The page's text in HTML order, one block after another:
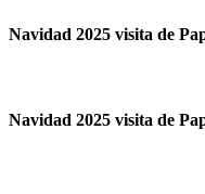
Navidad 2025 visita de
Navidad 2025 visita de